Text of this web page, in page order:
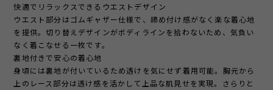
快適でリラックスできるウエストデザイン
ウエスト部分はゴムギャザー仕様で、締め付け感がなく楽な着心地
を提供。切り替えデザインがボディラインを拾わないため、気負い
なく着こなせる一枚です。
裏地付きで安心の着心地
身頃には裏地が付いているため透けを気にせず着用可能。胸元から
上のレース部分は透け感を活かして上品な肌見せを実現。さらりと